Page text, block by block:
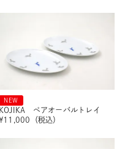
NEW
KOJIKA ペアオーバルトレイ
11,000 （税込）